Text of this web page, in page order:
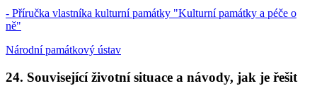
- Příručka vlastníka kulturní památky "Kulturní památky a péče o
ně"
Národní památkový ústav
24. Související životní situace a návody, jak je řešit